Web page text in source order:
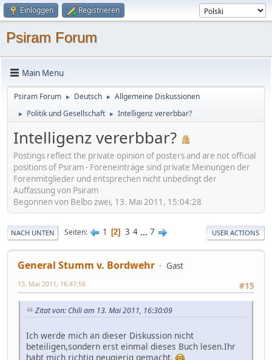
Einloggen Registrieren
Psiram Forum
Main Menu
Psiram Forum ► Deutsch ► Allgemeine Diskussionen
► Politik und Gesellschaft ► Intelligenz vererbbar?
Intelligenz vererbbar?
Postings reflect the private opinion of posters and are not official
positions of Psiram - Foreneinträge sind private Meinungen der
Forenmitglieder und entsprechen nicht unbedingt der
Auffassung von Psiram
Begonnen von Belbo zwei, 13. Mai 2011, 15:04:28
NACH UNTEN Seiten 1 2 3 4 ... 7 USER ACTIONS
General Stumm v. Bordwehr
Gast
#15
13. Mai 2011, 16:47:56
Zitat von: Chili am 13. Mai 2011, 16:30:09
Ich werde mich an dieser Diskussion nicht
beteiligen,sondern erst einmal dieses Buch lesen.Ihr
habt mich richtig neugierig gemacht.